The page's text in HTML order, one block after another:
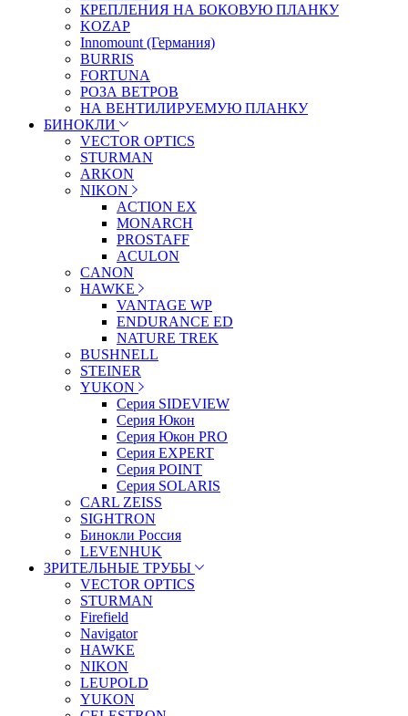
КРЕПЛЕНИЯ НА БОКОВУЮ ПЛАНКУ
KOZAP
Innomount (Германия)
BURRIS
FORTUNA
РОЗА ВЕТРОВ
НА ВЕНТИЛИРУЕМУЮ ПЛАНКУ
БИНОКЛИ
VECTOR OPTICS
STURMAN
ARKON
NIKON
ACTION EX
MONARCH
PROSTAFF
ACULON
CANON
HAWKE
VANTAGE WP
ENDURANCE ED
NATURE TREK
BUSHNELL
STEINER
YUKON
Серия SIDEVIEW
Серия Юкон
Серия Юкон PRO
Серия EXPERT
Серия POINT
Серия SOLARIS
CARL ZEISS
SIGHTRON
Бинокли Россия
LEVENHUK
ЗРИТЕЛЬНЫЕ ТРУБЫ
VECTOR OPTICS
STURMAN
Firefield
Navigator
HAWKE
NIKON
LEUPOLD
YUKON